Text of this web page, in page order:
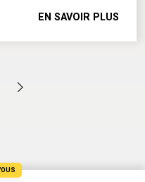
EN SAVOIR PLUS